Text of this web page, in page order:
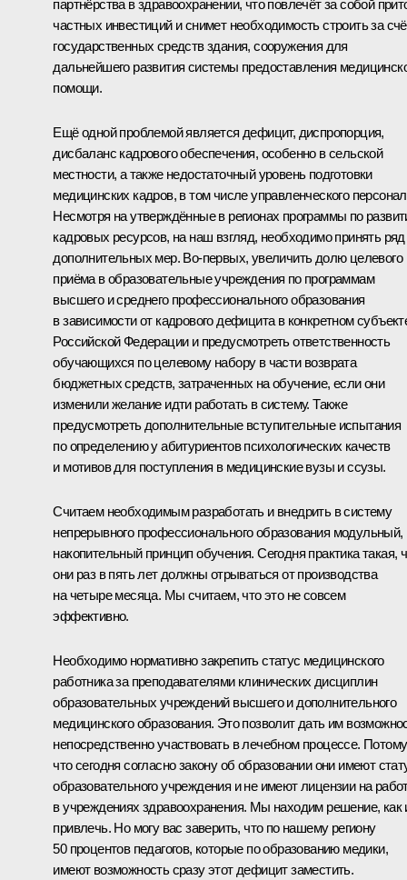
партнёрства в здравоохранении, что повлечёт за собой
частных инвестиций и снимет необходимость строить за
государственных средств здания, сооружения для
дальнейшего развития системы предоставления
помощи.
Ещё одной проблемой является дефицит, диспропорция,
дисбаланс кадрового обеспечения, особенно в сельской
местности, а также недостаточный уровень подготовки
медицинских кадров, в том числе управленческого
Несмотря на утверждённые в регионах программы по
кадровых ресурсов, на наш взгляд, необходимо принять ряд
дополнительных мер. Во‑первых, увеличить долю целевого
приёма в образовательные учреждения по программам
высшего и среднего профессионального образования
в зависимости от кадрового дефицита в конкретном
Российской Федерации и предусмотреть ответственность
обучающихся по целевому набору в части возврата
бюджетных средств, затраченных на обучение, если они
изменили желание идти работать в систему. Также
предусмотреть дополнительные вступительные испытания
по определению у абитуриентов психологических качеств
и мотивов для поступления в медицинские вузы и ссузы.
Считаем необходимым разработать и внедрить в систему
непрерывного профессионального образования модульный,
накопительный принцип обучения. Сегодня практика такая,
они раз в пять лет должны отрываться от производства
на четыре месяца. Мы считаем, что это не совсем
эффективно.
Необходимо нормативно закрепить статус медицинского
работника за преподавателями клинических дисциплин
образовательных учреждений высшего и дополнительного
медицинского образования. Это позволит дать им
непосредственно участвовать в лечебном процессе. Потому
что сегодня согласно закону об образовании они имеют
образовательного учреждения и не имеют лицензии на
в учреждениях здравоохранения. Мы находим решение, как
привлечь. Но могу вас заверить, что по нашему региону
50 процентов педагогов, которые по образованию медики,
имеют возможность сразу этот дефицит заместить.